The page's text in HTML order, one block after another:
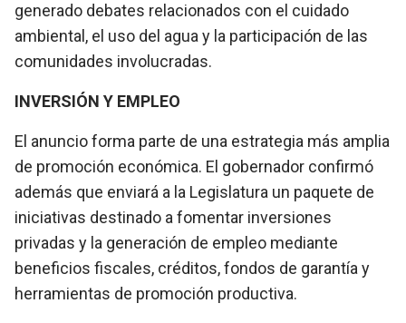
generado debates relacionados con el cuidado
ambiental, el uso del agua y la participación de las
comunidades involucradas.
INVERSIÓN Y EMPLEO
El anuncio forma parte de una estrategia más amplia
de promoción económica. El gobernador confirmó
además que enviará a la Legislatura un paquete de
iniciativas destinado a fomentar inversiones
privadas y la generación de empleo mediante
beneficios fiscales, créditos, fondos de garantía y
herramientas de promoción productiva.